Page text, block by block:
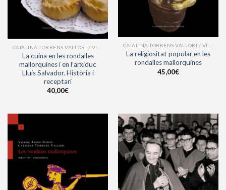
La cuina en les rondalles
mallorquines i en l’arxiduc
Lluís Salvador. Història i
receptari
40,00€
CATALINA TORRENS VALLORI / VICENÇ JASSO GARAU
La religiositat popular en les
rondalles mallorquines
45,00€